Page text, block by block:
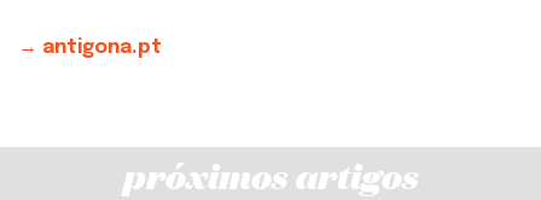
→ antigona.pt
próximos artigos